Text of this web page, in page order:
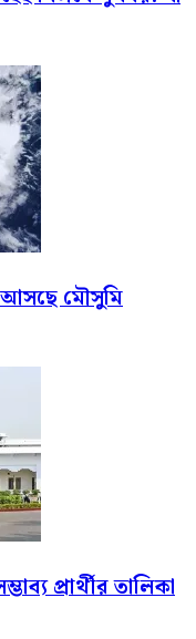
আসছে মৌসুমি
প্রার্থীর তালিকা